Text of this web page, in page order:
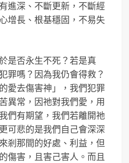
進深、不斷更新，不斷經
增長、根基穩固，不易失
是否永生不死？若是真
罪嗎？因為我仍會得救？
愛去傷害神」，我們犯罪
異常，因祂對我們愛，用
們有期望，我們若離開祂
可悲的是我們自己會深深
剎那間的好處、利益，但
傷害，且害己害人。而且